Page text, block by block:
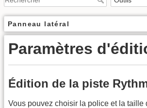
Panneau latéral
Paramètres
Édition de la piste
Vous pouvez choisir la police et la taille